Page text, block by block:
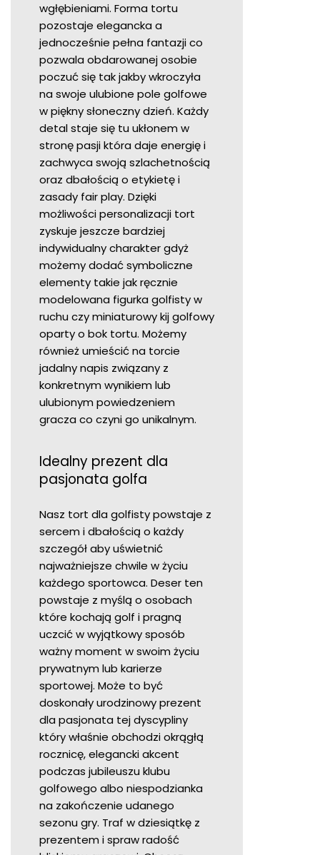
wgłębieniami. Forma tortu
pozostaje elegancka a
jednocześnie pełna fantazji co
pozwala obdarowanej osobie
poczuć się tak jakby wkroczyła
na swoje ulubione pole golfowe
w piękny słoneczny dzień. Każdy
detal staje się tu ukłonem w
stronę pasji która daje energię i
zachwyca swoją szlachetnością
oraz dbałością o etykietę i
zasady fair play. Dzięki
możliwości personalizacji tort
zyskuje jeszcze bardziej
indywidualny charakter gdyż
możemy dodać symboliczne
elementy takie jak ręcznie
modelowana figurka golfisty w
ruchu czy miniaturowy kij golfowy
oparty o bok tortu. Możemy
również umieścić na torcie
jadalny napis związany z
konkretnym wynikiem lub
ulubionym powiedzeniem
gracza co czyni go unikalnym.
Idealny prezent dla
pasjonata golfa
Nasz tort dla golfisty powstaje z
sercem i dbałością o każdy
szczegół aby uświetnić
najważniejsze chwile w życiu
każdego sportowca. Deser ten
powstaje z myślą o osobach
które kochają golf i pragną
uczcić w wyjątkowy sposób
ważny moment w swoim życiu
prywatnym lub karierze
sportowej. Może to być
doskonały urodzinowy prezent
dla pasjonata tej dyscypliny
który właśnie obchodzi okrągłą
rocznicę, elegancki akcent
podczas jubileuszu klubu
golfowego albo niespodzianka
na zakończenie udanego
sezonu gry. Traf w dziesiątkę z
prezentem i spraw radość